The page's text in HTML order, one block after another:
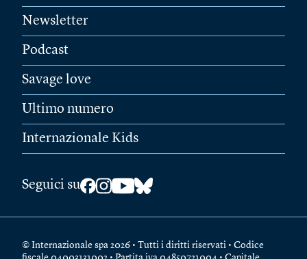
Newsletter
Podcast
Savage love
Ultimo numero
Internazionale Kids
Seguici su
© Internazionale spa 2026 • Tutti i diritti riservati • Codice